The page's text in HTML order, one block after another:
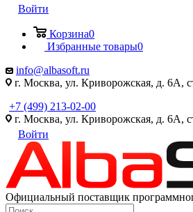
Войти
Корзина0
Избранные товары0
info@albasoft.ru
г. Москва, ул. Криворожская, д.
+7 (499) 213-02-00
г. Москва, ул. Криворожская, д.
Войти
Официальный поставщик